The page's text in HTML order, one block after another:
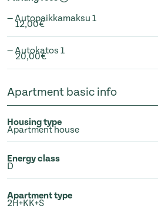
— Autopaikkamaksu 1
12,00€
— Autokatos 1
20,00€
Apartment basic info
Housing type
Apartment house
Energy class
D
Apartment type
2H+KK+S